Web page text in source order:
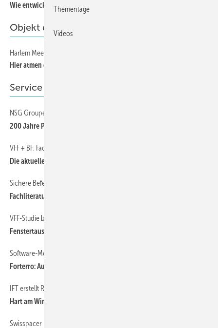
Wie entwickelt sich der Markt?
Objekt des Monats
Harlem Meer Davis Center im Central Park (NYC)
Hier atmen die New Yorker durch
Service
NSG Groupe
200 Jahre Pilkington
VFF + BF: Fachtagung Statistik und Markt
Die aktuellen Fenster- und Türenzahlen
Sichere Befestigung von Fenstern und Sonnenschutzsystemen
Fachliteratur im Fokus
VFF-Studie beweist
Fenstertausch amo rtisiert sich ganz schnell
Software-Monopol quasi komplettiert
Forterro: Auch 3E Datentechnik wird übernommen
IFT erstellt Richtlinie für „Dynamische Windlasten“
Hart am Wind
Swisspacer
Thementage
Videos